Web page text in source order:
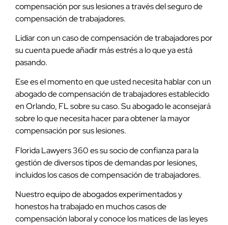
compensación por sus lesiones a través del seguro de
compensación de trabajadores.
Lidiar con un caso de compensación de trabajadores por
su cuenta puede añadir más estrés a lo que ya está
pasando.
Ese es el momento en que usted necesita hablar con un
abogado de compensación de trabajadores establecido
en Orlando, FL sobre su caso. Su abogado le aconsejará
sobre lo que necesita hacer para obtener la mayor
compensación por sus lesiones.
Florida Lawyers 360 es su socio de confianza para la
gestión de diversos tipos de demandas por lesiones,
incluidos los casos de compensación de trabajadores.
Nuestro equipo de abogados experimentados y
honestos ha trabajado en muchos casos de
compensación laboral y conoce los matices de las leyes